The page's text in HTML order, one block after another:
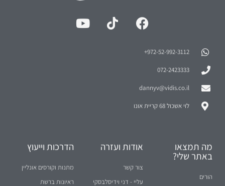
972-52-992-3112⁩+
072-2423333
dannyv@vidis.co.il
לוי אשכול 68 קריית אונו
מה תמצאו
באתר שלי?
הורים
אודות ועזרה
צור קשר
עליי - דני וידיסלבסקי
הדרכות וייעוץ
מתנות וקורסים אונליין
ראיונות ברשת